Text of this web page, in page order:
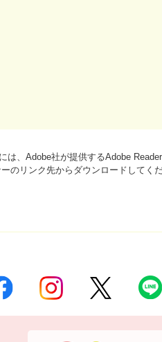
、Adobe社が提供するAdobe Reader
のリンク先からダウンロードしてく